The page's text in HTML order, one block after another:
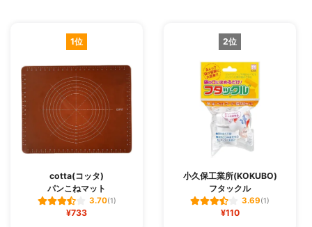
1位
cotta(コッタ)
パンこねマット
3.70(1)
¥733
2位
小久保工業所(KOKUBO)
フタックル
3.69(1)
¥110